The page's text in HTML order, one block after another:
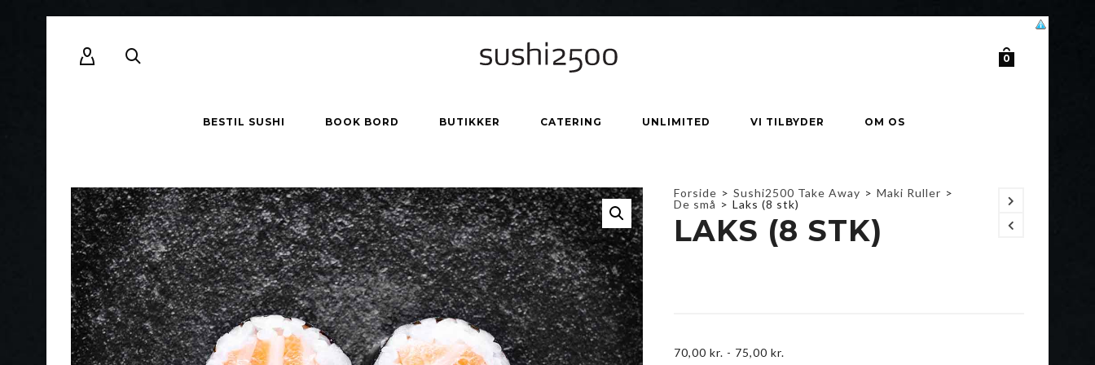
0
BESTIL SUSHI BOOK BORD BUTIKKER CATERING UNLIMITED VI TILBYDER OM OS
Forside > Sushi2500 Take Away > Maki Ruller >
De små > Laks (8 stk)
LAKS (8 STK)
70,00kr. - 75,00kr.